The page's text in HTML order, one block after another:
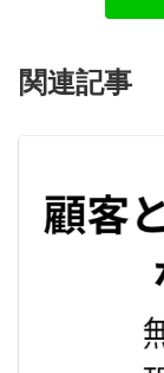
関連記事